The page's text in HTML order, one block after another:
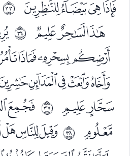
ﯞﯟﯠﯡ ﰠ
ﯧﯨﯩ ﰡ
ﯾﯿ ﰤ
ﰅ ﰥ